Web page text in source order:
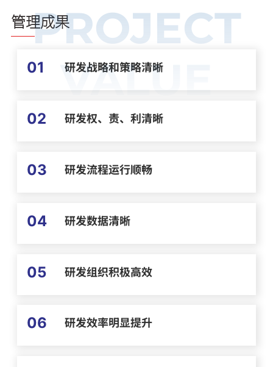
PROJECT
VALUE
管理成果
01 研发战略和策略清晰
02 研发权、责、利清晰
03 研发流程运行顺畅
04 研发数据清晰
05 研发组织积极高效
06 研发效率明显提升